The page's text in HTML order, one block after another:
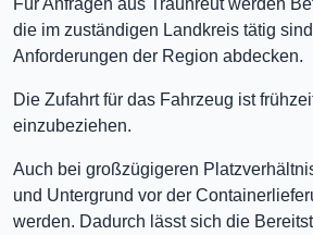
Für Anfragen aus Traunreut werden
die im zuständigen Landkreis tätig
Anforderungen der Region abdecken.
Die Zufahrt für das Fahrzeug ist
einzubeziehen.
Auch bei großzügigeren
und Untergrund vor der
werden. Dadurch lässt sich die